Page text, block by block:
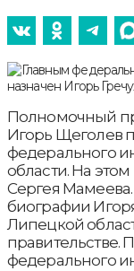
Полномочный
Игорь Щеголев
федерального
области. На
Сергея
биографии
Липецкой
правительстве.
федерального